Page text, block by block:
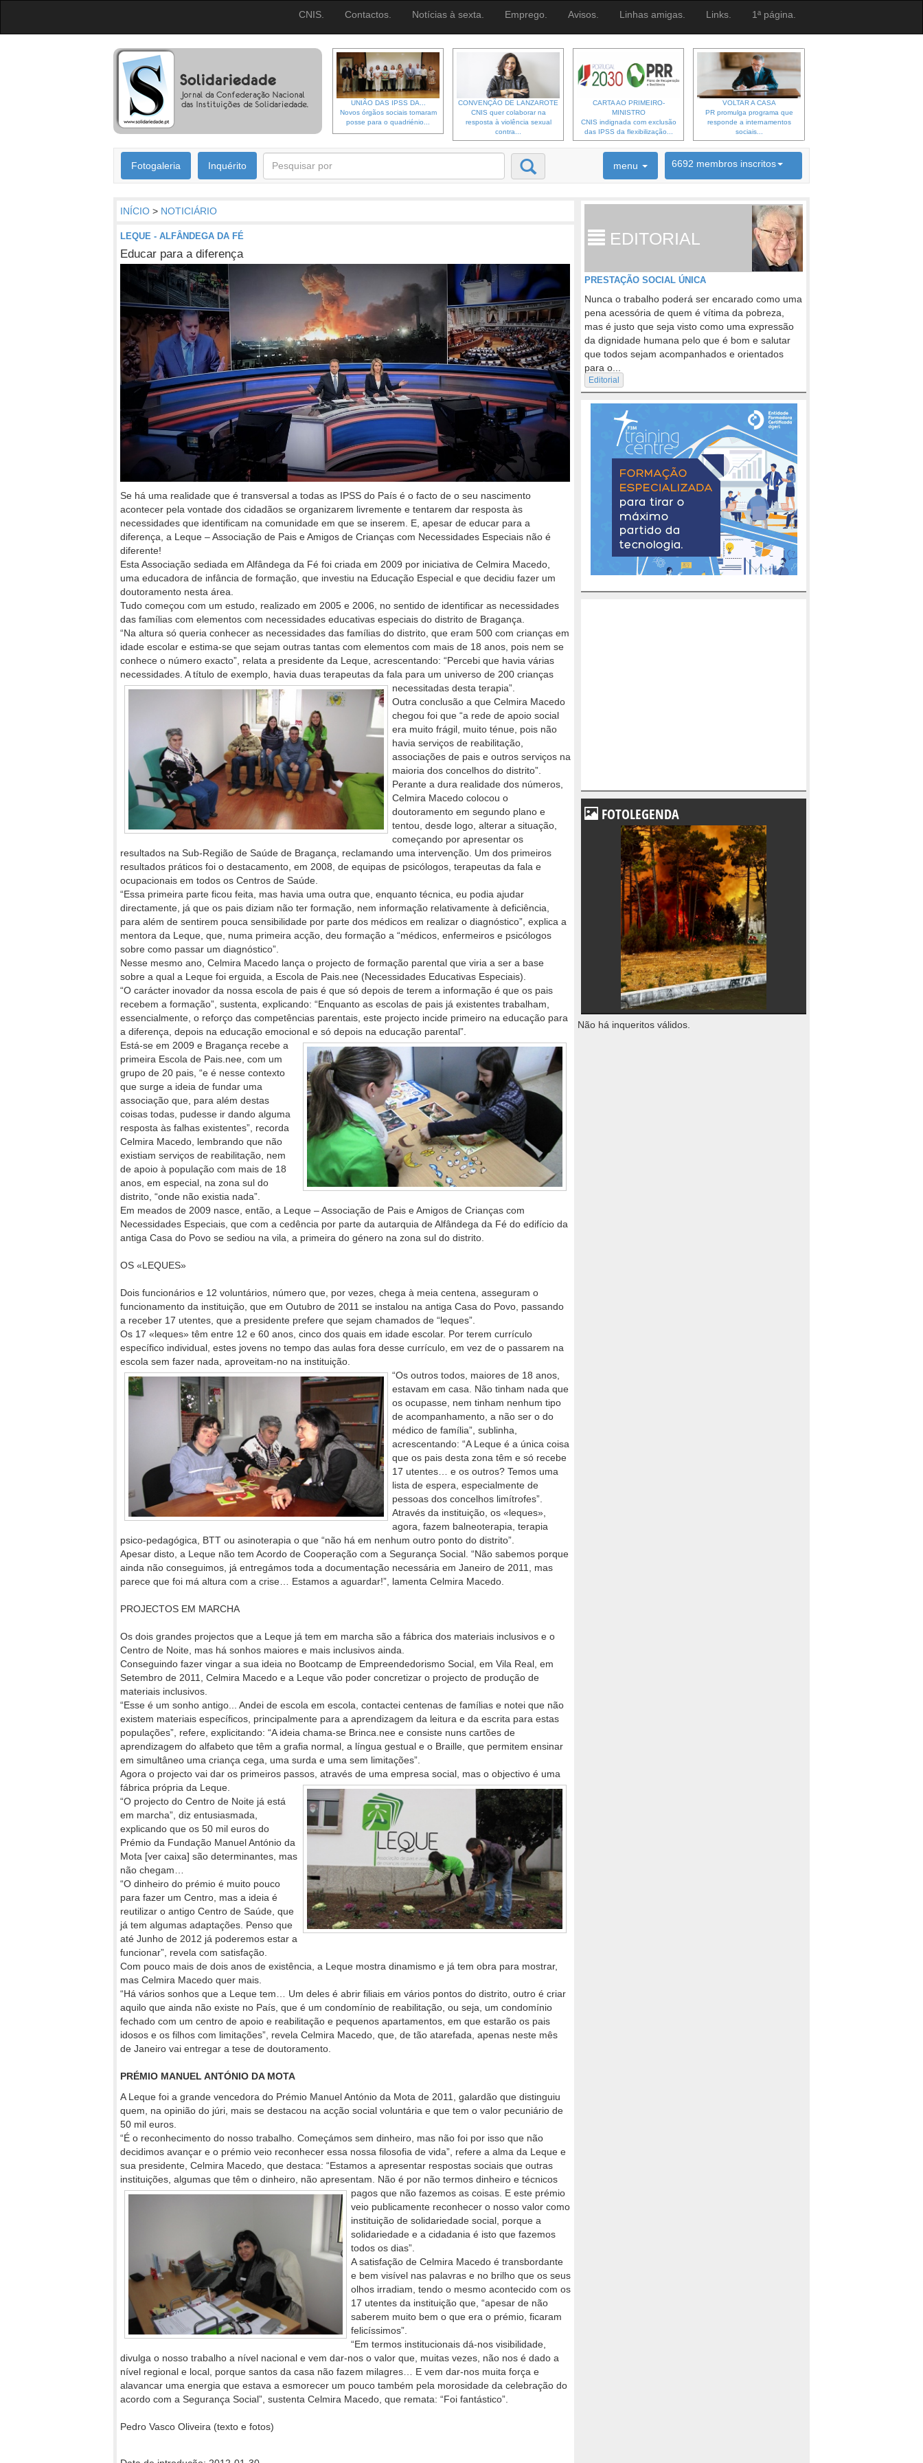
CNIS. Contactos. Notícias à sexta. Emprego. Avisos. Linhas amigas. Links. 1ª página.
UNIÃO DAS IPSS DA...
Novos órgãos sociais tomaram
posse para o quadriénio...
CONVENÇÃO DE LANZAROTE
CNIS quer colaborar na
resposta à violência sexual
contra...
CARTA AO PRIMEIRO-
MINISTRO
CNIS indignada com exclusão
das IPSS da flexibilização...
VOLTAR A CASA
PR promulga programa que
responde a internamentos
sociais...
Fotogaleria Inquérito menu 6692 membros inscritos
INÍCIO > NOTICIÁRIO
LEQUE - ALFÂNDEGA DA FÉ
Educar para a diferença
Se há uma realidade que é transversal a todas as IPSS do País é o facto de o seu nascimento
acontecer pela vontade dos cidadãos se organizarem livremente e tentarem dar resposta às
necessidades que identificam na comunidade em que se inserem. E, apesar de educar para a
diferença, a Leque – Associação de Pais e Amigos de Crianças com Necessidades Especiais não é
diferente!
Esta Associação sediada em Alfândega da Fé foi criada em 2009 por iniciativa de Celmira Macedo,
uma educadora de infância de formação, que investiu na Educação Especial e que decidiu fazer um
doutoramento nesta área.
Tudo começou com um estudo, realizado em 2005 e 2006, no sentido de identificar as necessidades
das famílias com elementos com necessidades educativas especiais do distrito de Bragança.
“Na altura só queria conhecer as necessidades das famílias do distrito, que eram 500 com crianças em
idade escolar e estima-se que sejam outras tantas com elementos com mais de 18 anos, pois nem se
conhece o número exacto”, relata a presidente da Leque, acrescentando: “Percebi que havia várias
necessidades. A título de exemplo, havia duas terapeutas da fala para um universo de 200 crianças
necessitadas desta terapia”.
Outra conclusão a que Celmira Macedo
chegou foi que “a rede de apoio social
era muito frágil, muito ténue, pois não
havia serviços de reabilitação,
associações de pais e outros serviços na
maioria dos concelhos do distrito”.
Perante a dura realidade dos números,
Celmira Macedo colocou o
doutoramento em segundo plano e
tentou, desde logo, alterar a situação,
começando por apresentar os
resultados na Sub-Região de Saúde de Bragança, reclamando uma intervenção. Um dos primeiros
resultados práticos foi o destacamento, em 2008, de equipas de psicólogos, terapeutas da fala e
ocupacionais em todos os Centros de Saúde.
“Essa primeira parte ficou feita, mas havia uma outra que, enquanto técnica, eu podia ajudar
directamente, já que os pais diziam não ter formação, nem informação relativamente à deficiência,
para além de sentirem pouca sensibilidade por parte dos médicos em realizar o diagnóstico”, explica a
mentora da Leque, que, numa primeira acção, deu formação a “médicos, enfermeiros e psicólogos
sobre como passar um diagnóstico”.
Nesse mesmo ano, Celmira Macedo lança o projecto de formação parental que viria a ser a base
sobre a qual a Leque foi erguida, a Escola de Pais.nee (Necessidades Educativas Especiais).
“O carácter inovador da nossa escola de pais é que só depois de terem a informação é que os pais
recebem a formação”, sustenta, explicando: “Enquanto as escolas de pais já existentes trabalham,
essencialmente, o reforço das competências parentais, este projecto incide primeiro na educação para
a diferença, depois na educação emocional e só depois na educação parental”.
Está-se em 2009 e Bragança recebe a
primeira Escola de Pais.nee, com um
grupo de 20 pais, “e é nesse contexto
que surge a ideia de fundar uma
associação que, para além destas
coisas todas, pudesse ir dando alguma
resposta às falhas existentes”, recorda
Celmira Macedo, lembrando que não
existiam serviços de reabilitação, nem
de apoio à população com mais de 18
anos, em especial, na zona sul do
distrito, “onde não existia nada”.
Em meados de 2009 nasce, então, a Leque – Associação de Pais e Amigos de Crianças com
Necessidades Especiais, que com a cedência por parte da autarquia de Alfândega da Fé do edifício da
antiga Casa do Povo se sediou na vila, a primeira do género na zona sul do distrito.
OS «LEQUES»
Dois funcionários e 12 voluntários, número que, por vezes, chega à meia centena, asseguram o
funcionamento da instituição, que em Outubro de 2011 se instalou na antiga Casa do Povo, passando
a receber 17 utentes, que a presidente prefere que sejam chamados de “leques”.
Os 17 «leques» têm entre 12 e 60 anos, cinco dos quais em idade escolar. Por terem currículo
específico individual, estes jovens no tempo das aulas fora desse currículo, em vez de o passarem na
escola sem fazer nada, aproveitam-no na instituição.
“Os outros todos, maiores de 18 anos,
estavam em casa. Não tinham nada que
os ocupasse, nem tinham nenhum tipo
de acompanhamento, a não ser o do
médico de família”, sublinha,
acrescentando: “A Leque é a única coisa
que os pais desta zona têm e só recebe
17 utentes… e os outros? Temos uma
lista de espera, especialmente de
pessoas dos concelhos limítrofes”.
Através da instituição, os «leques»,
agora, fazem balneoterapia, terapia
psico-pedagógica, BTT ou asinoterapia o que “não há em nenhum outro ponto do distrito”.
Apesar disto, a Leque não tem Acordo de Cooperação com a Segurança Social. “Não sabemos porque
ainda não conseguimos, já entregámos toda a documentação necessária em Janeiro de 2011, mas
parece que foi má altura com a crise… Estamos a aguardar!”, lamenta Celmira Macedo.
PROJECTOS EM MARCHA
Os dois grandes projectos que a Leque já tem em marcha são a fábrica dos materiais inclusivos e o
Centro de Noite, mas há sonhos maiores e mais inclusivos ainda.
Conseguindo fazer vingar a sua ideia no Bootcamp de Empreendedorismo Social, em Vila Real, em
Setembro de 2011, Celmira Macedo e a Leque vão poder concretizar o projecto de produção de
materiais inclusivos.
“Esse é um sonho antigo... Andei de escola em escola, contactei centenas de famílias e notei que não
existem materiais específicos, principalmente para a aprendizagem da leitura e da escrita para estas
populações”, refere, explicitando: “A ideia chama-se Brinca.nee e consiste nuns cartões de
aprendizagem do alfabeto que têm a grafia normal, a língua gestual e o Braille, que permitem ensinar
em simultâneo uma criança cega, uma surda e uma sem limitações”.
Agora o projecto vai dar os primeiros passos, através de uma empresa social, mas o objectivo é uma
fábrica própria da Leque.
“O projecto do Centro de Noite já está
em marcha”, diz entusiasmada,
explicando que os 50 mil euros do
Prémio da Fundação Manuel António da
Mota [ver caixa] são determinantes, mas
não chegam…
“O dinheiro do prémio é muito pouco
para fazer um Centro, mas a ideia é
reutilizar o antigo Centro de Saúde, que
já tem algumas adaptações. Penso que
até Junho de 2012 já poderemos estar a
funcionar”, revela com satisfação.
Com pouco mais de dois anos de existência, a Leque mostra dinamismo e já tem obra para mostrar,
mas Celmira Macedo quer mais.
“Há vários sonhos que a Leque tem… Um deles é abrir filiais em vários pontos do distrito, outro é criar
aquilo que ainda não existe no País, que é um condomínio de reabilitação, ou seja, um condomínio
fechado com um centro de apoio e reabilitação e pequenos apartamentos, em que estarão os pais
idosos e os filhos com limitações”, revela Celmira Macedo, que, de tão atarefada, apenas neste mês
de Janeiro vai entregar a tese de doutoramento.
PRÉMIO MANUEL ANTÓNIO DA MOTA
A Leque foi a grande vencedora do Prémio Manuel António da Mota de 2011, galardão que distinguiu
quem, na opinião do júri, mais se destacou na acção social voluntária e que tem o valor pecuniário de
50 mil euros.
“É o reconhecimento do nosso trabalho. Começámos sem dinheiro, mas não foi por isso que não
decidimos avançar e o prémio veio reconhecer essa nossa filosofia de vida”, refere a alma da Leque e
sua presidente, Celmira Macedo, que destaca: “Estamos a apresentar respostas sociais que outras
instituições, algumas que têm o dinheiro, não apresentam. Não é por não termos dinheiro e técnicos
pagos que não fazemos as coisas. E este prémio
veio publicamente reconhecer o nosso valor como
instituição de solidariedade social, porque a
solidariedade e a cidadania é isto que fazemos
todos os dias”.
A satisfação de Celmira Macedo é transbordante
e bem visível nas palavras e no brilho que os seus
olhos irradiam, tendo o mesmo acontecido com os
17 utentes da instituição que, “apesar de não
saberem muito bem o que era o prémio, ficaram
felicíssimos”.
“Em termos institucionais dá-nos visibilidade,
divulga o nosso trabalho a nível nacional e vem dar-nos o valor que, muitas vezes, não nos é dado a
nível regional e local, porque santos da casa não fazem milagres… E vem dar-nos muita força e
alavancar uma energia que estava a esmorecer um pouco também pela morosidade da celebração do
acordo com a Segurança Social”, sustenta Celmira Macedo, que remata: “Foi fantástico”.
Pedro Vasco Oliveira (texto e fotos)
EDITORIAL
PRESTAÇÃO SOCIAL ÚNICA
Nunca o trabalho poderá ser encarado como uma
pena acessória de quem é vítima da pobreza,
mas é justo que seja visto como uma expressão
da dignidade humana pelo que é bom e salutar
que todos sejam acompanhados e orientados
para o...
Editorial
FOTOLEGENDA
Não há inqueritos válidos.